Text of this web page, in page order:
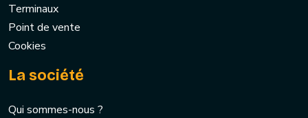
Terminaux
Point de vente
Cookies
La société
Qui sommes-nous ?